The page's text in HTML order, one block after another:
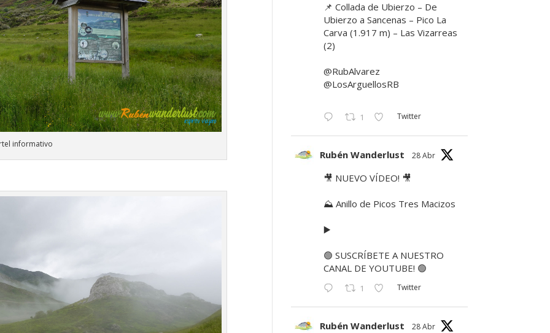
informativo
📌 Collada de Ubierzo – De
Ubierzo a Sancenas – Pico La
Carva (1.917 m) – Las Vizarreas
(2)
@RubAlvarez
@LosArguellosRB
1 Twitter
Rubén Wanderlust 28 Abr
🎥 NUEVO VÍDEO! 🎥
⛰ Anillo de Picos Tres Macizos
▶️
🟢 SUSCRÍBETE A NUESTRO
CANAL DE YOUTUBE! 🟢
1 Twitter
Rubén Wanderlust 28 Abr